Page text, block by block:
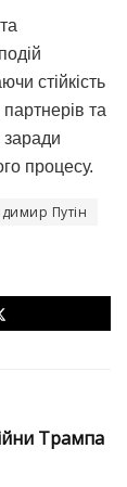
стійкість
та
заради
процесу.
Путін
Трампа